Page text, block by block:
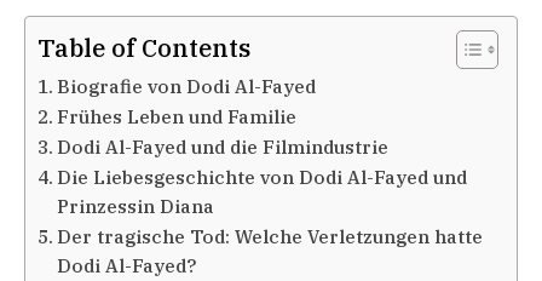
Table of Contents
Biografie von Dodi Al-Fayed
Frühes Leben und Familie
Dodi Al-Fayed und die Filmindustrie
Die Liebesgeschichte von Dodi Al-Fayed und
Prinzessin Diana
Der tragische Tod: Welche Verletzungen hatte
Dodi Al-Fayed?